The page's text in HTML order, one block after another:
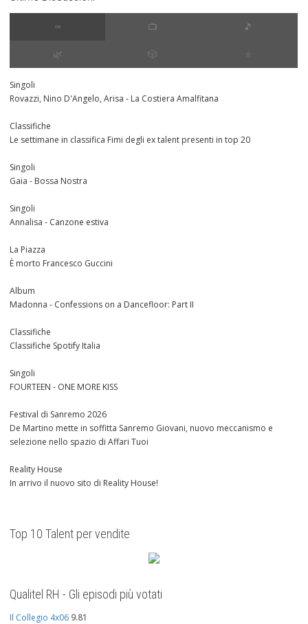
∞ 📺 🎵
🌿 🎲 ⭐️
Singoli
Rovazzi, Nino D'Angelo, Arisa - La Costiera Amalfitana
Classifiche
Le settimane in classifica Fimi degli ex talent presenti in top 20
Singoli
Gaia - Bossa Nostra
Singoli
Annalisa - Canzone estiva
La Piazza
È morto Francesco Guccini
Album
Madonna - Confessions on a Dancefloor: Part II
Classifiche
Classifiche Spotify Italia
Singoli
FOURTEEN - ONE MORE KISS
Festival di Sanremo 2026
De Martino mette in soffitta Sanremo Giovani, nuovo meccanismo e
selezione nello spazio di Affari Tuoi
Reality House
In arrivo il nuovo sito di Reality House!
Top 10 Talent per vendite
Qualitel RH - Gli episodi più votati
Il Collegio 4x06 9.81